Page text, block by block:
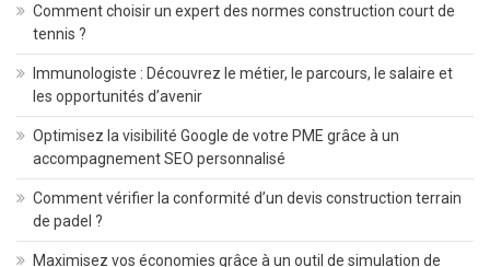
Comment choisir un expert des normes construction court de
tennis ?
Immunologiste : Découvrez le métier, le parcours, le salaire et
les opportunités d’avenir
Optimisez la visibilité Google de votre PME grâce à un
accompagnement SEO personnalisé
Comment vérifier la conformité d’un devis construction terrain
de padel ?
Maximisez vos économies grâce à un outil de simulation de